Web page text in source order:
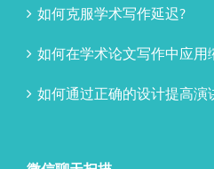
如何克服学术写作延迟?
如何在学术论文写作中应用
如何通过正确的设计提高演